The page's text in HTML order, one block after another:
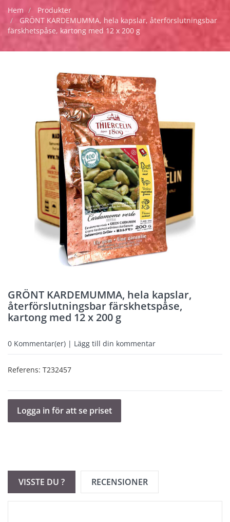
Hem
Produkter
GRÖNT KARDEMUMMA, hela kapslar, återförslutningsbar
färskhetspåse, kartong med 12 x 200 g
GRÖNT KARDEMUMMA, hela kapslar,
återförslutningsbar färskhetspåse,
kartong med 12 x 200 g
0 Kommentar(er) | Lägg till din kommentar
Referens: T232457
Logga in för att se priset
VISSTE DU ? RECENSIONER